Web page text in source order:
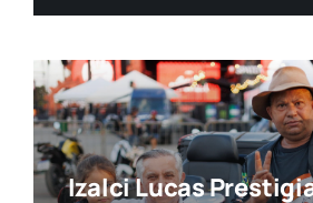
Izalci Lucas